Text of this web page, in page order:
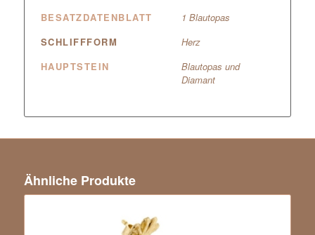
BESATZDATENBLATT
1 Blautopas
SCHLIFFFORM
Herz
HAUPTSTEIN
Blautopas und
Diamant
Ähnliche Produkte